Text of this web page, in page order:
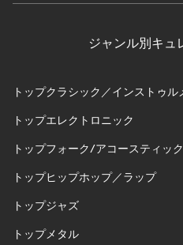
ジャンル別キュ
トップクラシック／インストゥル
トップエレクトロニック
トップフォーク/アコースティック
トップヒップホップ／ラップ
トップジャズ
トップメタル